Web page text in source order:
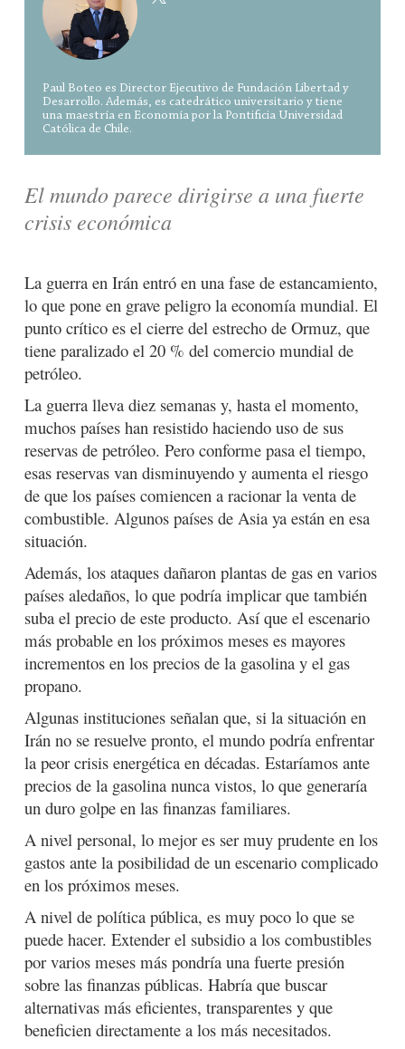
El mundo parece dirigirse a una fuerte
crisis económica
La guerra en Irán entró en una fase de estancamiento,
lo que pone en grave peligro la economía mundial. El
punto crítico es el cierre del estrecho de Ormuz, que
tiene paralizado el 20 % del comercio mundial de
petróleo.
La guerra lleva diez semanas y, hasta el momento,
muchos países han resistido haciendo uso de sus
reservas de petróleo. Pero conforme pasa el tiempo,
esas reservas van disminuyendo y aumenta el riesgo
de que los países comiencen a racionar la venta de
combustible. Algunos países de Asia ya están en esa
situación.
Además, los ataques dañaron plantas de gas en varios
países aledaños, lo que podría implicar que también
suba el precio de este producto. Así que el escenario
más probable en los próximos meses es mayores
incrementos en los precios de la gasolina y el gas
propano.
Algunas instituciones señalan que, si la situación en
Irán no se resuelve pronto, el mundo podría enfrentar
la peor crisis energética en décadas. Estaríamos ante
precios de la gasolina nunca vistos, lo que generaría
un duro golpe en las finanzas familiares.
A nivel personal, lo mejor es ser muy prudente en los
gastos ante la posibilidad de un escenario complicado
en los próximos meses.
A nivel de política pública, es muy poco lo que se
puede hacer. Extender el subsidio a los combustibles
por varios meses más pondría una fuerte presión
sobre las finanzas públicas. Habría que buscar
alternativas más eficientes, transparentes y que
beneficien directamente a los más necesitados.
Paul Boteo es Director Ejecutivo de Fundación Libertad y
Desarrollo. Además, es catedrático universitario y tiene
una maestría en Economía por la Pontificia Universidad
Católica de Chile.